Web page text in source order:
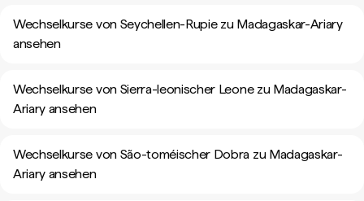
Wechselkurse von Seychellen-Rupie zu Madagaskar-Ariary
ansehen
Wechselkurse von Sierra-leonischer Leone zu Madagaskar-
Ariary ansehen
Wechselkurse von São-toméischer Dobra zu Madagaskar-
Ariary ansehen